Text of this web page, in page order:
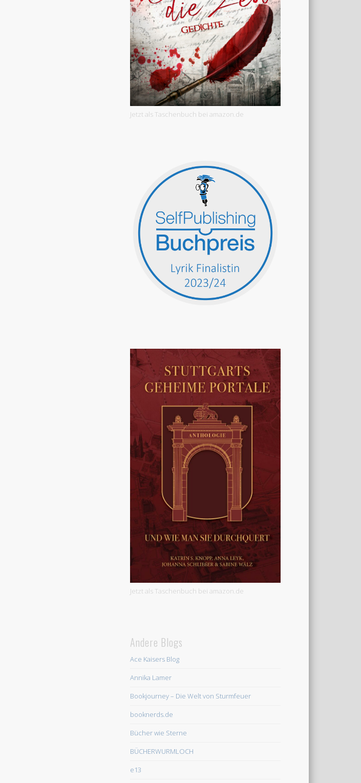
Jetzt als Taschenbuch bei amazon.de
Jetzt als Taschenbuch bei amazon.de
Andere Blogs
Ace Kaisers Blog
Annika Lamer
Bookjourney – Die Welt von Sturmfeuer
booknerds.de
Bücher wie Sterne
BÜCHERWURMLOCH
e13